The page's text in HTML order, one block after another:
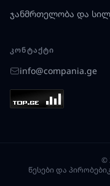
ჯანმრთელობა და
ᲙᲝᲜᲢᲐᲥᲢᲘ
info@compania.ge
©
წესები და პირობები